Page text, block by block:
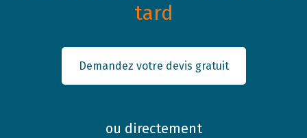
tard
Demandez votre devis gratuit
ou directement